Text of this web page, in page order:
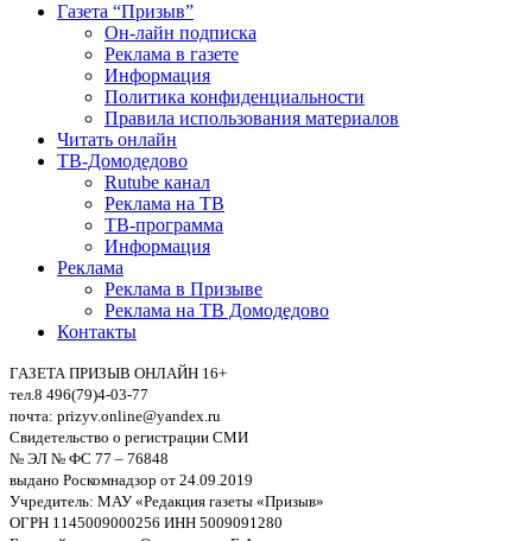
Газета “Призыв”
Он-лайн подписка
Реклама в газете
Информация
Политика конфиденциальности
Правила использования материалов
Читать онлайн
ТВ-Домодедово
Rutube канал
Реклама на ТВ
ТВ-программа
Информация
Реклама
Реклама в Призыве
Реклама на ТВ Домодедово
Контакты
ГАЗЕТА ПРИЗЫВ ОНЛАЙН 16+
тел.8 496(79)4-03-77
почта: prizyv.online@yandex.ru
Свидетельство о регистрации СМИ
№ ЭЛ № ФС 77 – 76848
выдано Роскомнадзор от 24.09.2019
Учредитель: МАУ «Редакция газеты «Призыв»
ОГРН 1145009000256 ИНН 5009091280